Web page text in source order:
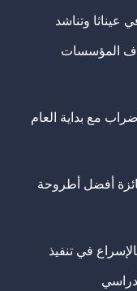
وتناشد
المؤسسات
مع بداية العام
أفضل أطروحة
في تنفيذ